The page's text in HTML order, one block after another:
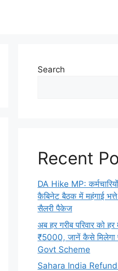
Search
Recent
DA Hike MP:
कैबिनेट बैठक में महंगाई
सैलरी पैकेज
अब हर गरीब परिवार को
₹5000, जानें कैसे मिलेगा
Govt Scheme
Sahara India Refund